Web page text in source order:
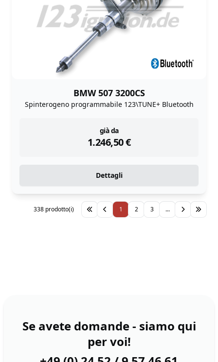
BMW 507 3200CS
Spinterogeno programmabile 123\TUNE+ Bluetooth
già da
1.246,50€
instock
Dettagli
1 2 3 ...
338 prodotto(i)
Se avete domande - siamo qui
per voi!